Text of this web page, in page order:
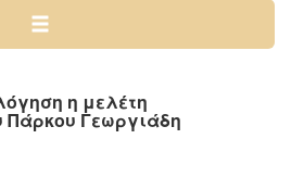
η μελέτη
Πάρκου Γεωργιάδη